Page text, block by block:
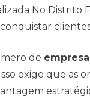
No Distrito
clientes
de
exige que as